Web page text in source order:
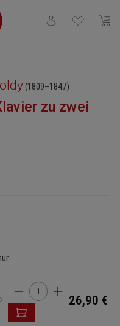
Du hast 0
(1809–1847)
zu zwei
Produkt Anzahl: Gib
26,90 €